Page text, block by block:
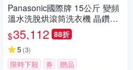
Panasonic國際牌 15公斤 變頻
溫水洗脫烘滾筒洗衣機 晶鑽白
NA-V150MDH-W
$35,112 88折
5 (3)
限時下殺 券 贈品